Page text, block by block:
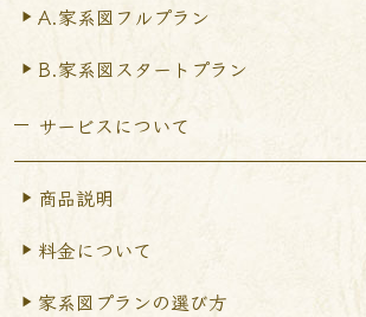
A.家系図フルプラン
B.家系図スタートプラン
サービスについて
商品説明
料金について
家系図プランの選び方